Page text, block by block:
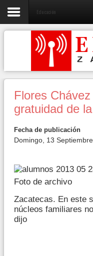
Educación
Flores
gratuidad de
Fecha de publicación
Domingo, 13
Foto de archivo
Zacatecas. En este
núcleos familiares
dijo